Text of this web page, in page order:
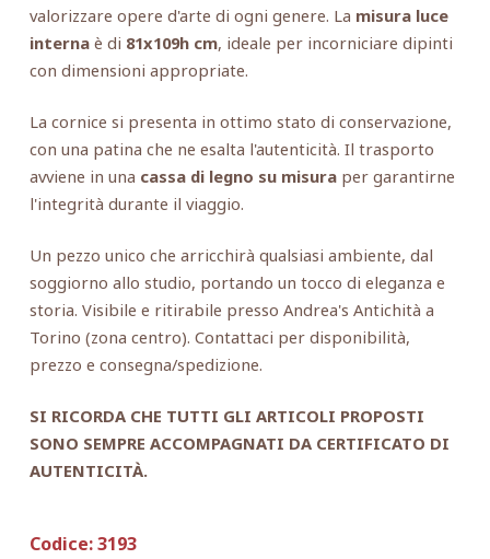
valorizzare opere d'arte di ogni genere. La misura luce
internaè di 81x109h cm, ideale per incorniciare dipinti
con dimensioni appropriate.
La cornice si presenta in ottimo stato di conservazione,
con una patina che ne esalta l'autenticità. Il trasporto
avviene in una cassa di legno su misuraper garantirne
l'integrità durante il viaggio.
Un pezzo unico che arricchirà qualsiasi ambiente, dal
soggiorno allo studio, portando un tocco di eleganza e
storia. Visibile e ritirabile presso Andrea's Antichità a
Torino (zona centro). Contattaci per disponibilità,
prezzo e consegna/spedizione.
SI RICORDA CHE TUTTI GLI ARTICOLI PROPOSTI
SONO SEMPRE ACCOMPAGNATI DA CERTIFICATO DI
AUTENTICITÀ.
Codice:3193